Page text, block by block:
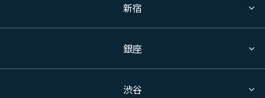
新宿
銀座
渋谷